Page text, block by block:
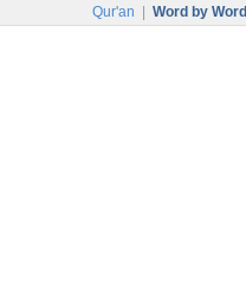
Qur'an Word by Word